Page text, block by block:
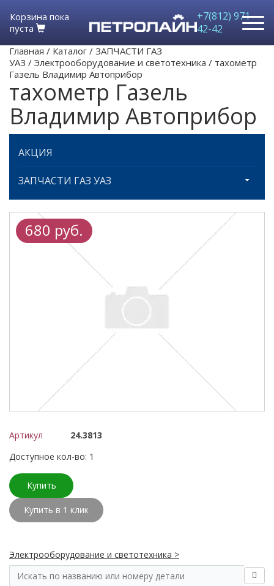
Корзина пока
пуста
+7(812) 971-
42-42
Главная / Каталог / ЗАПЧАСТИ ГАЗ
УАЗ / Электрооборудование и светотехника / тахометр
Газель Владимир Автоприбор
тахометр Газель
Владимир Автоприбор
АКЦИЯ
ЗАПЧАСТИ ГАЗ УАЗ
680 руб.
Артикул
24.3813
Доступное кол-во: 1
Купить
Купить в 1 клик
Электрооборудование и светотехника >